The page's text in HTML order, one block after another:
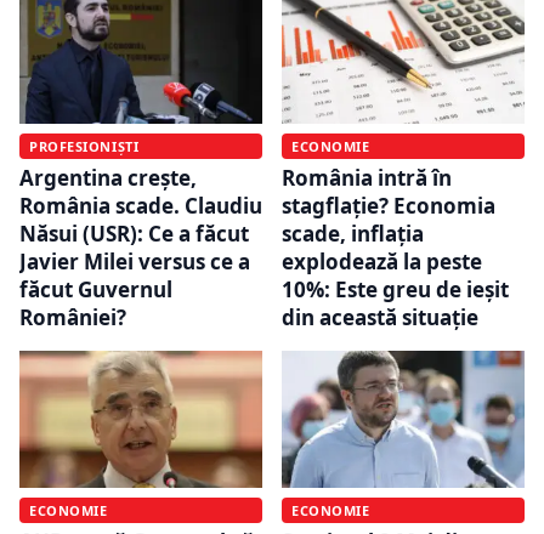
PROFESIONIȘTI
Argentina crește,
România scade. Claudiu
Năsui (USR): Ce a făcut
Javier Milei versus ce a
făcut Guvernul
României?
ECONOMIE
România intră în
stagflație? Economia
scade, inflația
explodează la peste
10%: Este greu de ieşit
din această situaţie
ECONOMIE ECONOMIE